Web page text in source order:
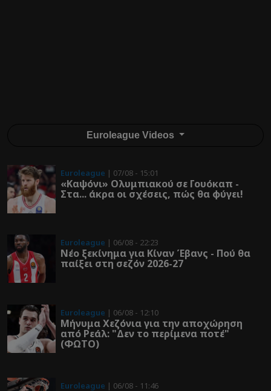
Euroleague Videos
Euroleague | 07/08 - 15:01
«Καψόνι» Ολυμπιακού σε Γουόκαπ -
Στα... άκρα οι σχέσεις, πώς θα φύγει!
Euroleague | 06/08 - 22:23
Νέο ξεκίνημα για Κίναν Έβανς - Πού θα
παίξει στη σεζόν 2026-27
Euroleague | 06/08 - 12:10
Μήνυμα Χεζόνια για την αποχώρηση
από Ρεάλ: "Δεν το περίμενα ποτέ"
(ΦΩΤΟ)
Euroleague | 06/08 - 11:46